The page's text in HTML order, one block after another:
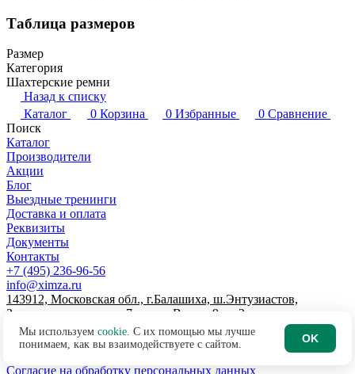
Таблица размеров
Размер
Категория
Шахтерские ремни
Назад к списку
Каталог
0 Корзина 0 Избранные 0 Сравнение
Поиск
Каталог
Производители
Акции
Блог
Выездные тренинги
Доставка и оплата
Реквизиты
Документы
Контакты
+7 (495) 236-96-56
info@ximza.ru
143912, Московская обл., г.Балашиха, ш.Энтузиастов,
Западная промзона, д.7, литер В, пом.9, эт.2
© 2026 ООО "ХИМЗАЩИТА"
Договор-оферта интернет-магазина
Согласие на обработку персональных данных
Мы используем cookie. С их помощью мы лучше
понимаем, как вы взаимодействуете с сайтом.
OK